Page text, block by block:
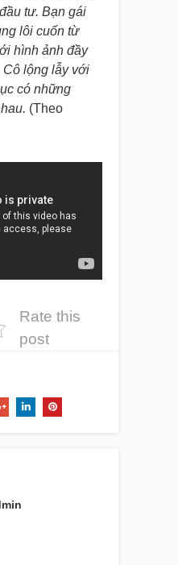
tư. Bạn gái
lôi cuốn từ
hình ảnh đầy
Cô lộng lẫy với
có những
(Theo
Rate this
post